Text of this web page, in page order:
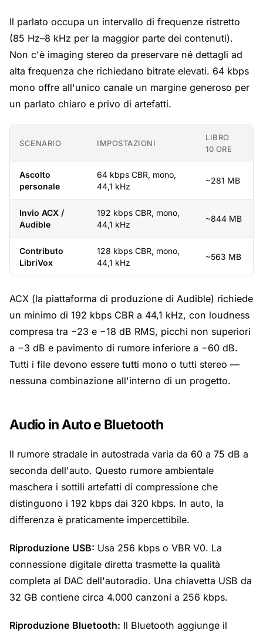
Il parlato occupa un intervallo di frequenze ristretto
(85 Hz–8 kHz per la maggior parte dei contenuti).
Non c'è imaging stereo da preservare né dettagli ad
alta frequenza che richiedano bitrate elevati. 64 kbps
mono offre all'unico canale un margine generoso per
un parlato chiaro e privo di artefatti.
SCENARIO IMPOSTAZIONI
LIBRO
10 ORE
Ascolto
personale
64 kbps CBR, mono,
44,1 kHz
~281 MB
Invio ACX /
Audible
192 kbps CBR, mono,
44,1 kHz
~844 MB
Contributo
LibriVox
128 kbps CBR, mono,
44,1 kHz
~563 MB
ACX (la piattaforma di produzione di Audible) richiede
un minimo di 192 kbps CBR a 44,1 kHz, con loudness
compresa tra −23 e −18 dB RMS, picchi non superiori
a −3 dB e pavimento di rumore inferiore a −60 dB.
Tutti i file devono essere tutti mono o tutti stereo —
nessuna combinazione all'interno di un progetto.
Audio in Auto e Bluetooth
Il rumore stradale in autostrada varia da 60 a 75 dB a
seconda dell'auto. Questo rumore ambientale
maschera i sottili artefatti di compressione che
distinguono i 192 kbps dai 320 kbps. In auto, la
differenza è praticamente impercettibile.
Riproduzione USB: Usa 256 kbps o VBR V0. La
connessione digitale diretta trasmette la qualità
completa al DAC dell'autoradio. Una chiavetta USB da
32 GB contiene circa 4.000 canzoni a 256 kbps.
Riproduzione Bluetooth: Il Bluetooth aggiunge il